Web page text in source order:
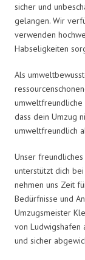
sicher und
gelangen. Wir
verwenden
Habseligkeiten
Als
umweltfreundliche
dass dein Umzug
umweltfreundlich
Unser
unterstützt dich
nehmen uns Zeit
Bedürfnisse und
Umzugsmeister
von Ludwigshafen
und sicher